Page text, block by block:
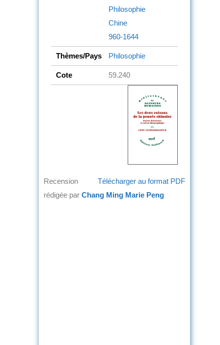
Philosophie
Chine
960-1644
Thèmes/Pays Philosophie
Cote 59.240
Télécharger au format PDF
Recension
rédigée par Chang Ming Marie Peng